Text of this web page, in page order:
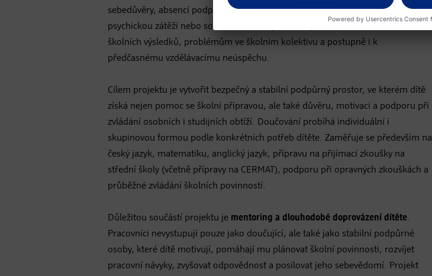
sebedůvěry, absencí podpory v rodinném prostředí, jazykovou bariérou,
psychickou zátěží nebo sociální izolací. Tyto faktory často vedou ke zhoršování
školních výsledků, problémům ve školním kolektivu a postupně i k
předčasnému vzdělávacímu neúspěchu.
Cílem projektu je vytvořit bezpečný a stabilní podpůrný prostor, ve kterém dítě
získá nejen pomoc se školní přípravou, ale také důvěru, motivaci a podporu při
zvládání osobních i studijních obtíží. Doučování probíhá individuální i
skupinovou formou podle konkrétních potřeb dítěte. Zaměřuje se především na
český jazyk, matematiku, anglický jazyk, přípravu na přijímací zkoušky na
střední školy (včetně přípravy na CERMAT), podporu při opravných zkouškách a
průběžné zvládání školních povinností.
Důležitou součástí projektu je mentoring a dlouhodobé doprovázení dítěte.
Pracovníci nevystupují pouze jako doučující, ale také jako stabilní podpůrné
osoby, které dítě motivují, pomáhají mu plánovat školní povinnosti, rozvíjet
pracovní návyky, zvyšovat odpovědnost a posilovat jeho sebevědomí. Projekt